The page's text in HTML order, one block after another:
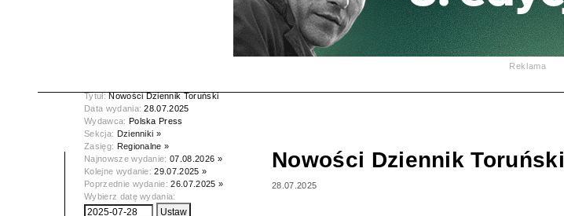
Reklama
Tytuł:Nowości Dziennik Toruński
Data wydania:28.07.2025
Wydawca: Polska Press
Sekcja: Dzienniki »
Zasięg: Regionalne »
Najnowsze wydanie:07.08.2026 »
Kolejne wydanie:29.07.2025 »
Poprzednie wydanie:26.07.2025 »
Wybierz datę wydania:
Nowości Dziennik Toruński
28.07.2025